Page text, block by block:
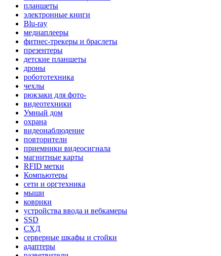
планшеты
электронные книги
Blu-ray
медиаплееры
фитнес-трекеры и браслеты
презентеры
детские планшеты
дроны
робототехника
чехлы
рюкзаки для фото-
видеотехники
Умный дом
охрана
видеонаблюдение
повторители
приемники видеосигнала
магнитные карты
RFID метки
Компьютеры
сети и оргтехника
мыши
коврики
устройства ввода и вебкамеры
SSD
СХД
серверные шкафы и стойки
адаптеры